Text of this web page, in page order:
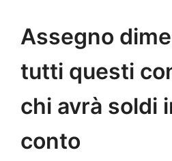
Assegno
tutti questi
chi avrà soldi
conto